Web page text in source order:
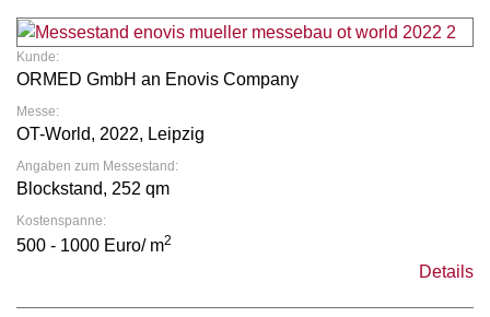
Kunde:
ORMED GmbH an Enovis Company
Messe:
OT-World, 2022, Leipzig
Angaben zum Messestand:
Blockstand, 252 qm
Kostenspanne:
500 - 1000 Euro/ m2
Details